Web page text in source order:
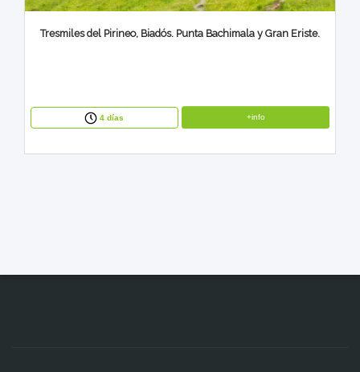
Tresmiles del Pirineo, Biadós. Punta Bachimala y Gran Eriste.
4 días +info